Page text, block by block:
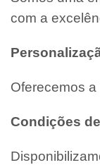
com a
Oferecemos
Condições